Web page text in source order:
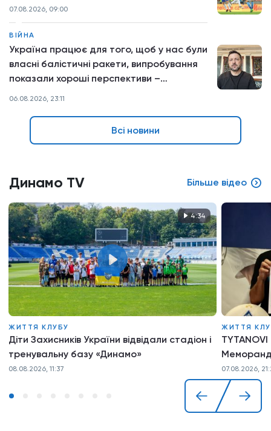
07.08.2026, 09:00
ВІЙНА
Україна працює для того, щоб у нас були
власні балістичні ракети, випробування
показали хороші перспективи –
06.08.2026, 23:11
Всі новини
Динамо TV Більше відео
4:34
ЖИТТЯ КЛУБУ
Діти Захисників України відвідали стадіон і
тренувальну базу «Динамо»
08.08.2026, 11:37
ЖИТТЯ
07.08.2026,